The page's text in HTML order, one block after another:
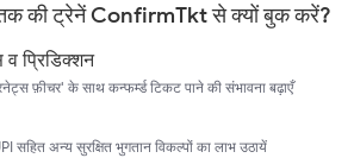
तक की ट्रेनें ConfirmTkt से क्यों बुक करें?
प्रिडिक्शन
फ़ीचर' के साथ कन्फर्म्ड टिकट पाने की संभावना बढ़ाएँ
अन्य सुरक्षित भुगतान विकल्पों का लाभ उठायें